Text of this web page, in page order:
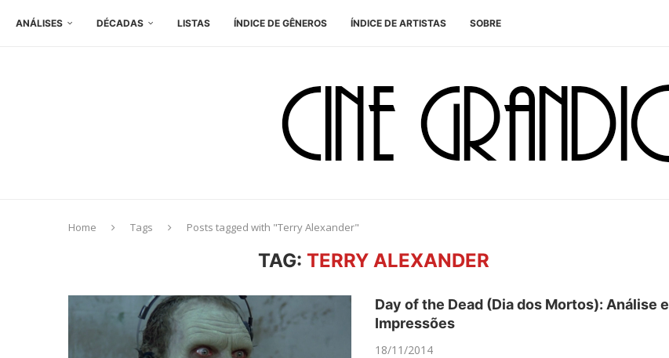
ANÁLISES DÉCADAS LISTAS ÍNDICE DE GÊNEROS ÍNDICE DE ARTISTAS SOBRE
Home Tags Posts tagged with "Terry Alexander"
TAG:TERRY ALEXANDER
Day of the Dead (Dia dos Mortos): Análise e
Impressões
18/11/2014